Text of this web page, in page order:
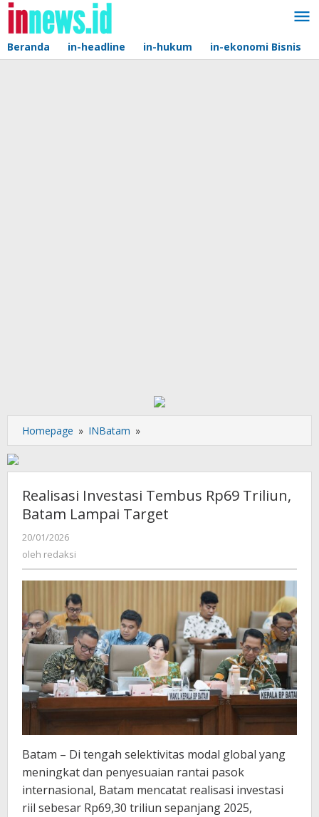
Lewati
konten
Beranda in-headline in-hukum in-ekonomi Bisnis
Homepage » INBatam »
Investasi
Rp69
Triliun,
Batam
Lampai
Realisasi Investasi Tembus Rp69 Triliun,
Batam Lampai Target
20/01/2026
redaksi
oleh redaksi
Batam – Di tengah selektivitas modal global yang
meningkat dan penyesuaian rantai pasok
internasional, Batam mencatat realisasi investasi
riil sebesar Rp69,30 triliun sepanjang 2025,